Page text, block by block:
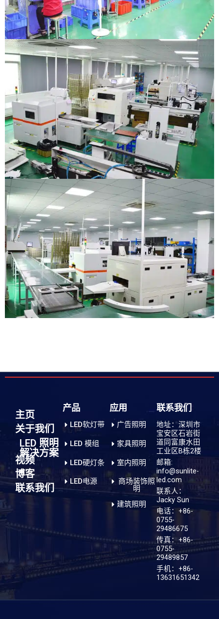
主页
关于我们
LED 照明
解决方案
视频
博客
联系我们
产品
LED软灯带
LED 模组
LED硬灯条
LED电源
应用
广告照明
家具照明
室内照明
商场装饰照
明
建筑照明
联系我们
地址：深圳市
宝安区石岩街
道同富康水田
工业区B栋2楼
邮箱:
info@sunlite-
led.com
联系人：
Jacky Sun
电话：+86-
0755-
29486675
传真：+86-
0755-
29489857
手机：+86-
13631651342